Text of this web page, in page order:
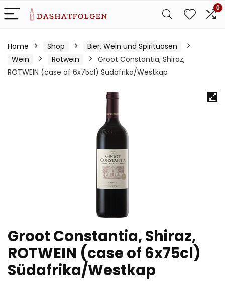
0
Home Shop
Bier, Wein und Spirituosen
Wein
Rotwein
Groot Constantia, Shiraz,
ROTWEIN (case of 6x75cl) Südafrika/Westkap
Groot Constantia, Shiraz,
ROTWEIN (case of 6x75cl)
Südafrika/Westkap